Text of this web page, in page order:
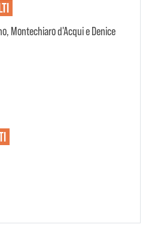
Montechiaro d'Acqui e Denice